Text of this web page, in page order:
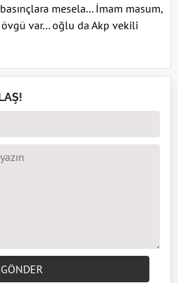
mesela... İmam masum,
var... oğlu da Akp vekili
GÖNDER